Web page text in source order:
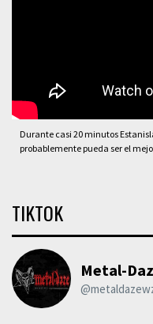
Durante casi 20 minutos
probablemente pueda ser el
TIKTOK
Metal-